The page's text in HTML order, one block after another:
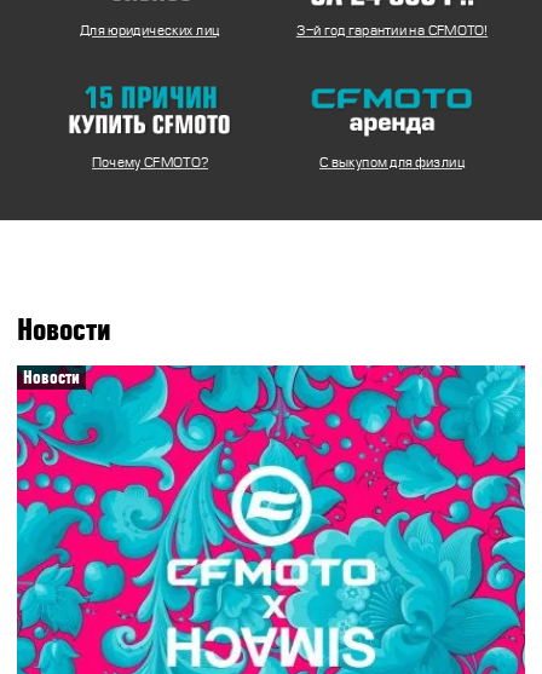
CFMOTO ФИНАНС
СТАТЬ ПОСТАВЩИКОМ
Дилеры
Найти дилера
Стать дилером
Конфигуратор
Для юридических лиц 3-й год гарантии на CFMOTO!
Почему CFMOTO? С выкупом для физлиц
Новости
Новости